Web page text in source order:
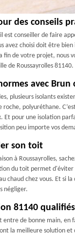
des conseils
est conseiller de faire
avez choisi doit être
fin de votre projet, nous
de Roussayrolles 81140.
avec Brun
plusieurs isolants
roche, polyuréthane.
Et pour une isolation
peu importe vos
son toit
à Roussayrolles,
du toit permet
chaud chez vous. Et si
négliger.
81140
entre de bonne main,
la meilleure solution et